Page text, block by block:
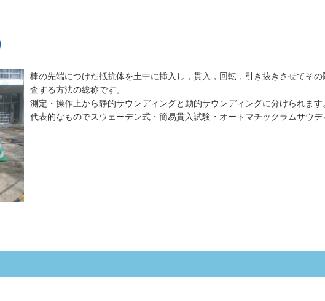
棒の先端につけた抵抗体を土中に挿入し，貫入，回転，引き抜きさせてそ
査する方法の総称です。
測定・操作上から静的サウンディングと動的サウンディングに分けられます
代表的なものでスウェーデン式・簡易貫入試験・オートマチックラムサウデ